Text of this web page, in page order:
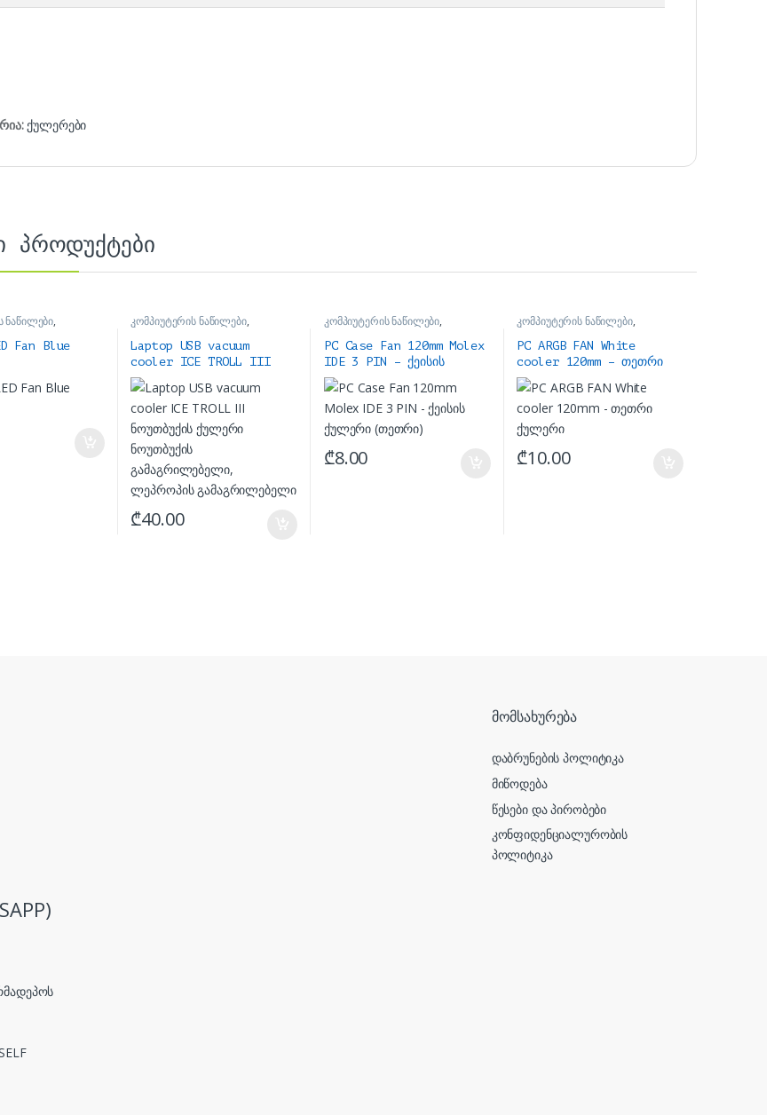
ქულერები
პროდუქტები
ნაწილები,
Fan Blue
კომპიუტერის ნაწილები,
ქულერები
Laptop USB vacuum
cooler ICE TROLL III
ნოუთბუქის ქულერი
ნოუთბუქის
გამაგრილებელი,
ლეპროპის
გამაგრილებელი
₾40.00
კომპიუტერის ნაწილები,
ქულერები
PC Case Fan 120mm Molex
IDE 3 PIN – ქეისის
ქულერი (თეთრი)
₾8.00
კომპიუტერის ნაწილები,
ქულერები
PC ARGB FAN White
cooler 120mm – თეთრი
ქულერი
₾10.00
მომსახურება
დაბრუნების პოლიტიკა
მიწოდება
წესები და პირობები
კონფიდენციალურობის
პოლიტიკა